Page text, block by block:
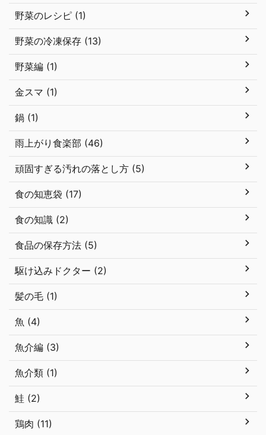
野菜のレシピ (1)
野菜の冷凍保存 (13)
野菜編 (1)
金スマ (1)
鍋 (1)
雨上がり食楽部 (46)
頑固すぎる汚れの落とし方 (5)
食の知恵袋 (17)
食の知識 (2)
食品の保存方法 (5)
駆け込みドクター (2)
髪の毛 (1)
魚 (4)
魚介編 (3)
魚介類 (1)
鮭 (2)
鶏肉 (11)